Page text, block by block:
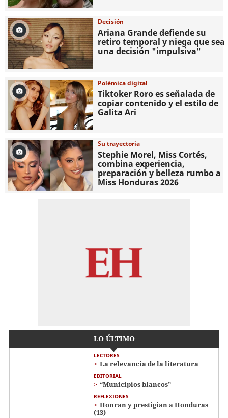
Decisión
Ariana Grande defiende su
retiro temporal y niega que sea
una decisión "impulsiva"
Polémica digital
Tiktoker Roro es señalada de
copiar contenido y el estilo de
Galita Ari
Su trayectoria
Stephie Morel, Miss Cortés,
combina experiencia,
preparación y belleza rumbo a
Miss Honduras 2026
LO ÚLTIMO
LECTORES
La relevancia de la literatura
EDITORIAL
“Municipios blancos”
REFLEXIONES
Honran y prestigian a Honduras
(13)